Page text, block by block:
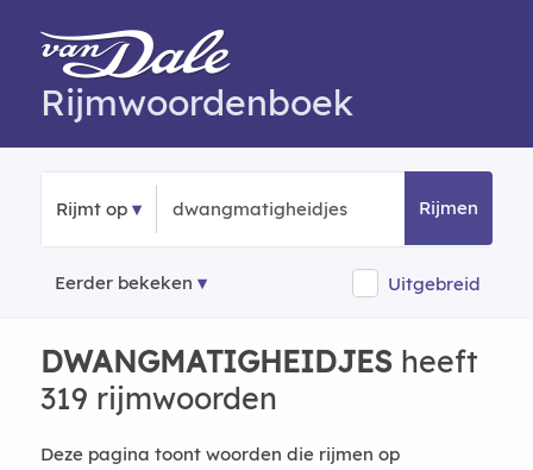
Rijmwoordenboek
Rijmt op Rijmen
Eerder bekeken Uitgebreid
DWANGMATIGHEIDJESheeft
319 rijmwoorden
Deze pagina toont woorden die rijmen op